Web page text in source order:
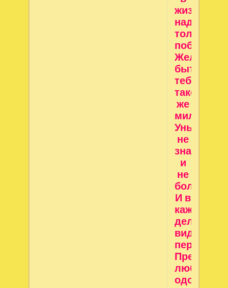
жизни
надо
только
Желаю
быть
тебе
такой
же
милой,
Уныния
не
знать
и
не
болеть!
И в
каждом
деле
видеть
любые
одолеть!